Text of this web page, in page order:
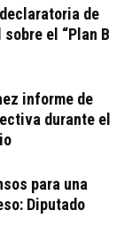
de
el “Plan B
informe de
durante el
para una
Diputado